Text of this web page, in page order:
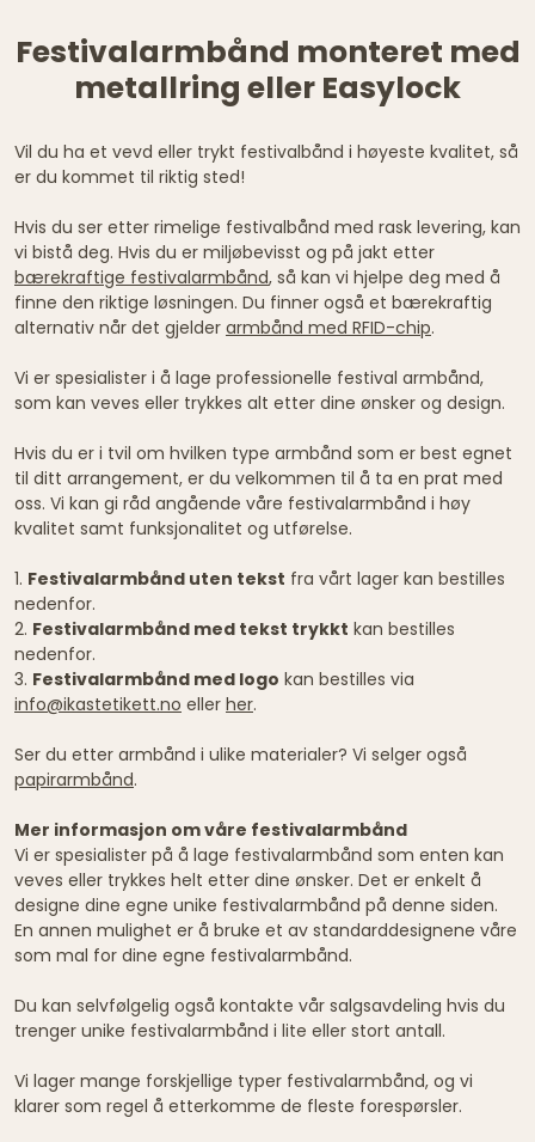
Festivalarmbånd monteret med
metallring eller Easylock
Vil du ha et vevd eller trykt festivalbånd i høyeste kvalitet, så
er du kommet til riktig sted!
Hvis du ser etter rimelige festivalbånd med rask levering, kan
vi bistå deg. Hvis du er miljøbevisst og på jakt etter
bærekraftige festivalarmbånd, så kan vi hjelpe deg med å
finne den riktige løsningen. Du finner også et bærekraftig
alternativ når det gjelder armbånd med RFID-chip.
Vi er spesialister i å lage professionelle festival armbånd,
som kan veves eller trykkes alt etter dine ønsker og design.
Hvis du er i tvil om hvilken type armbånd som er best egnet
til ditt arrangement, er du velkommen til å ta en prat med
oss. Vi kan gi råd angående våre festivalarmbånd i høy
kvalitet samt funksjonalitet og utførelse.
1. Festivalarmbånd uten tekst fra vårt lager kan bestilles
nedenfor.
2. Festivalarmbånd med tekst trykkt kan bestilles
nedenfor.
3. Festivalarmbånd med logo kan bestilles via
info@ikastetikett.no eller her.
Ser du etter armbånd i ulike materialer? Vi selger også
papirarmbånd.
Mer informasjon om våre festivalarmbånd
Vi er spesialister på å lage festivalarmbånd som enten kan
veves eller trykkes helt etter dine ønsker. Det er enkelt å
designe dine egne unike festivalarmbånd på denne siden.
En annen mulighet er å bruke et av standarddesignene våre
som mal for dine egne festivalarmbånd.
Du kan selvfølgelig også kontakte vår salgsavdeling hvis du
trenger unike festivalarmbånd i lite eller stort antall.
Vi lager mange forskjellige typer festivalarmbånd, og vi
klarer som regel å etterkomme de fleste forespørsler.